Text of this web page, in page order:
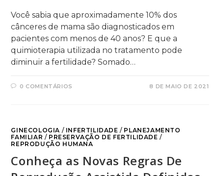
Você sabia que aproximadamente 10% dos
cânceres de mama são diagnosticados em
pacientes com menos de 40 anos? E que a
quimioterapia utilizada no tratamento pode
diminuir a fertilidade? Somado…
0 COMENTÁRIOS 8 DE MAIO DE 2021
GINECOLOGIA / INFERTILIDADE / PLANEJAMENTO
FAMILIAR / PRESERVAÇÃO DE FERTILIDADE /
REPRODUÇÃO HUMANA
Conheça as Novas Regras De